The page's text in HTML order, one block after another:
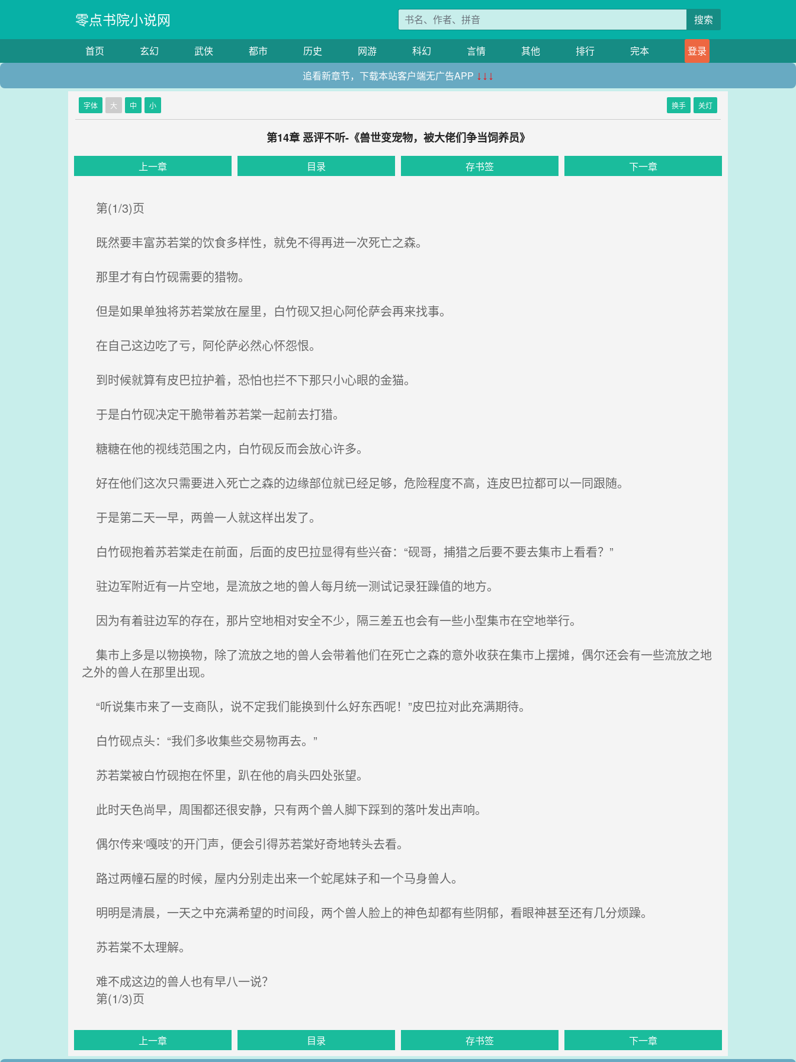
零点书院小说网 搜索
首页 玄幻 武侠 都市 历史 网游 科幻 言情 其他 排行 完本
登录
追看新章节，下载本站客户端无广告APP ↓↓↓
字体 大 中 小 换手 关灯
第14章 恶评不听-《兽世变宠物，被大佬们争当饲养员》
上一章 目录 存书签 下一章
第(1/3)页
既然要丰富苏若棠的饮食多样性，就免不得再进一次死亡之森。
那里才有白竹砚需要的猎物。
但是如果单独将苏若棠放在屋里，白竹砚又担心阿伦萨会再来找事。
在自己这边吃了亏，阿伦萨必然心怀怨恨。
到时候就算有皮巴拉护着，恐怕也拦不下那只小心眼的金猫。
于是白竹砚决定干脆带着苏若棠一起前去打猎。
糖糖在他的视线范围之内，白竹砚反而会放心许多。
好在他们这次只需要进入死亡之森的边缘部位就已经足够，危险程度不高，连皮巴拉都可以一同跟随。
于是第二天一早，两兽一人就这样出发了。
白竹砚抱着苏若棠走在前面，后面的皮巴拉显得有些兴奋：“砚哥，捕猎之后要不要去集市上看看？”
驻边军附近有一片空地，是流放之地的兽人每月统一测试记录狂躁值的地方。
因为有着驻边军的存在，那片空地相对安全不少，隔三差五也会有一些小型集市在空地举行。
集市上多是以物换物，除了流放之地的兽人会带着他们在死亡之森的意外收获在集市上摆摊，偶尔还会有一些流放之地
之外的兽人在那里出现。
“听说集市来了一支商队，说不定我们能换到什么好东西呢！”皮巴拉对此充满期待。
白竹砚点头：“我们多收集些交易物再去。”
苏若棠被白竹砚抱在怀里，趴在他的肩头四处张望。
此时天色尚早，周围都还很安静，只有两个兽人脚下踩到的落叶发出声响。
偶尔传来‘嘎吱’的开门声，便会引得苏若棠好奇地转头去看。
路过两幢石屋的时候，屋内分别走出来一个蛇尾妹子和一个马身兽人。
明明是清晨，一天之中充满希望的时间段，两个兽人脸上的神色却都有些阴郁，看眼神甚至还有几分烦躁。
苏若棠不太理解。
难不成这边的兽人也有早八一说？
第(1/3)页
上一章 目录 存书签 下一章